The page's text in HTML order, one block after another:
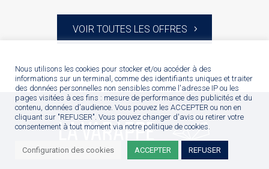
VOIR TOUTES LES OFFRES
Nous utilisons les cookies pour stocker et/ou accéder à des
informations sur un terminal, comme des identifiants uniques et traiter
des données personnelles non sensibles comme l'adresse IP ou les
pages visitées à ces fins : mesure de performance des publicités et du
contenu, données d’audience. Vous pouvez les ACCEPTER ou non en
cliquant sur "REFUSER". Vous pouvez changer d'avis ou retirer votre
consentement à tout moment via notre politique de cookies.
Configuration des cookies ACCEPTER REFUSER